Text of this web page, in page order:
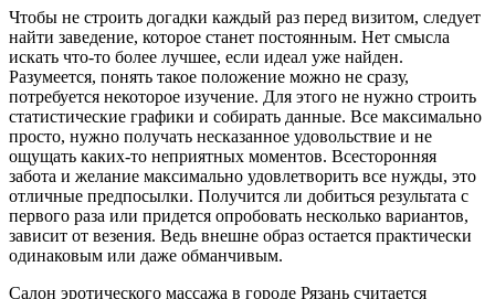
Чтобы не строить догадки каждый раз перед визитом, следует
найти заведение, которое станет постоянным. Нет смысла
искать что-то более лучшее, если идеал уже найден.
Разумеется, понять такое положение можно не сразу,
потребуется некоторое изучение. Для этого не нужно строить
статистические графики и собирать данные. Все максимально
просто, нужно получать несказанное удовольствие и не
ощущать каких-то неприятных моментов. Всесторонняя
забота и желание максимально удовлетворить все нужды, это
отличные предпосылки. Получится ли добиться результата с
первого раза или придется опробовать несколько вариантов,
зависит от везения. Ведь внешне образ остается практически
одинаковым или даже обманчивым.
Салон эротического массажа в городе Рязань считается